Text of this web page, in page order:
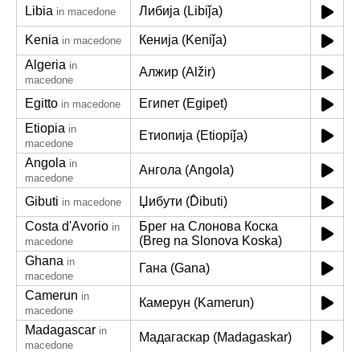
Libia in macedone Либија (Libiǰa)
Kenia in macedone
Кенија (Keniǰa)
Algeria in
macedone
Алжир (Alžir)
Egitto in macedone
Египет (Egipet)
Etiopia in
macedone
Етиопија (Etiopiǰa)
Angola in
macedone
Ангола (Angola)
Gibuti in macedone
Џибути (D̂ibuti)
Costa d'Avorio in
macedone
Брег на Слонова Коска
(Breg na Slonova Koska)
Ghana in
macedone
Гана (Gana)
Camerun in
macedone
Камерун (Kamerun)
Madagascar in
macedone
Мадагаскар (Madagaskar)